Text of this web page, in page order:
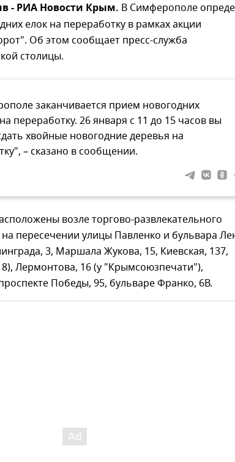
- РИА Новости Крым. В Симферополе
елок на переработку в рамках акции
Об этом сообщает пресс-служба
столицы.
заканчивается прием новогодних
переработку. 26 января с 11 до 15 часов вы
хвойные новогодние деревья на
– сказано в сообщении.
возле торгово-развлекательного
пересечении улицы Павленко и бульвара
3, Маршала Жукова, 15, Киевская, 137,
Лермонтова, 16 (у "Крымсоюзпечати"),
Победы, 95, бульваре Франко, 6В.